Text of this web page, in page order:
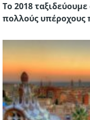
Το 2018
πολλούς υπέροχους